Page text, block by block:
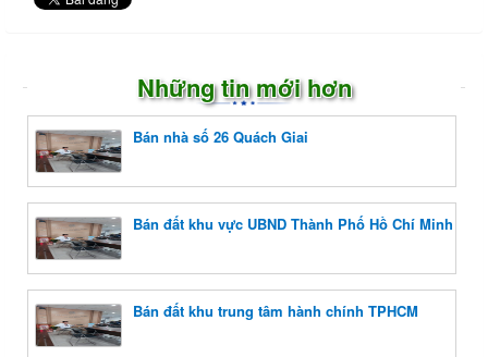
Những tin mới hơn
Bán nhà số 26 Quách Giai
Bán đất khu vực UBND Thành Phố Hồ Chí Minh
Bán đất khu trung tâm hành chính TPHCM